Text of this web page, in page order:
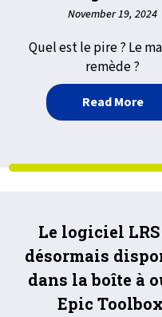
des postes de travail
November 19, 2024
Quel est le pire ? Le
remède ?
Read More
Le logiciel
désormais
dans la boîte à
Epic